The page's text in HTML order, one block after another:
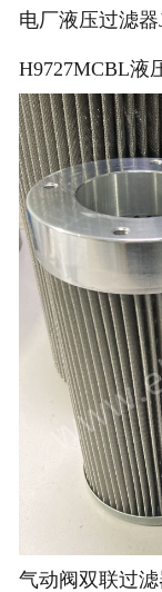
电厂液压过滤器
H9727MCBL液
气动阀双联过滤